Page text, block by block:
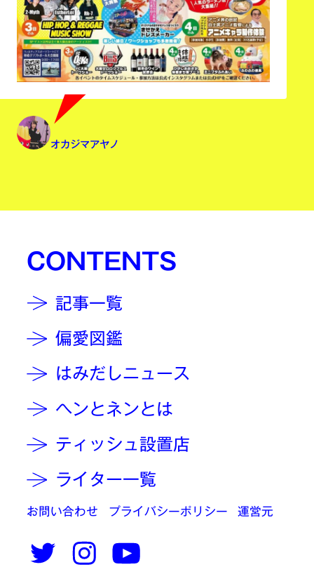
オカジマアヤノ
CONTENTS
記事一覧
偏愛図鑑
はみだしニュース
ヘンとネンとは
ティッシュ設置店
ライター一覧
お問い合わせ プライバシーポリシー 運営元